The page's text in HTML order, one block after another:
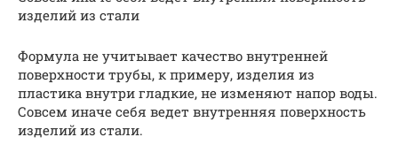
изделий из стали
Формула не учитывает качество внутренней
поверхности трубы, к примеру, изделия из
пластика внутри гладкие, не изменяют напор воды.
Совсем иначе себя ведет внутренняя поверхность
изделий из стали.